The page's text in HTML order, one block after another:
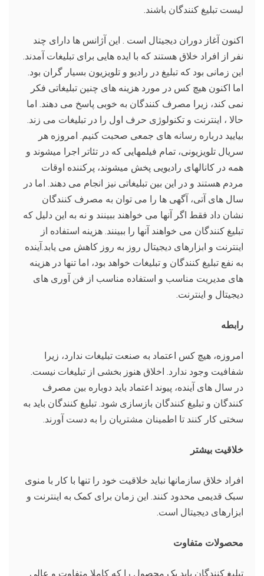
لیست تبلیغ کنندگان باشند.
اکنون آغاز دوران دیجیتال است . این آژانس ها دارای چند
نفر از افراد خلاق هستند که با ایده هایی برای تبلیغات آمدند.
این زمانی بود که تبلیغ در رادیو و تلویزیون بسیار گران بود.
اما اکنون هیچ کس در مورد هزینه های چنین تبلیغاتی فکر
نمی کند، زیرا مصرف کنندگان به خوبی پاسخ می دهند. اما
حالا ، اینترنت و تکنولوژی حرف اول را در تبلیغات می زند.
بیایید درباره رسانه های جمعی صحبت کنیم. امروزه هر
سریال تلویزیونی، تمام فیلمهایی که در تئاتر اجرا میشوند و
همه در کانالهای رادیویی پخش میشوند، پرکننده اوقات
مردم هستند و در این بین تبلیغاتی نیز انجام می دهند. اما در
سال های آتی، آگهی ها را می توان به مصرف کنندگان
نشان داد فقط اگر آنها می خواهند ببینند و نه به این دلیل که
تبلیغ کنندگان می خواهند آنها را ببینند. هزینه استفاده از
اینترنت و ابزارهای دیجیتال روز به روز کاهش می یابد.آینده
به نفع تبلیغ کنندگان و تبلیغات خواهد بود، اما تنها در هزینه
های مدیریت مناسب و استفاده مناسب از فن آوری های
دیجیتال و اینترنت.
رابطه
امروزه، هیچ کس اعتماد به صنعت تبلیغات ندارد، زیرا
شفافیت وجود ندارد. اخلاق هنوز بخشی از تبلیغات نیست.
در سال های آینده، پیوند اعتماد باید دوباره بین مصرف
کنندگان و تبلیغ کنندگان بازسازی شود. تبلیغ کنندگان باید به
سختی کار کنند تا اطمینان مشتریان را به دست آورند.
خلاقیت بیشتر
افراد خلاق سازمانها نباید خلاقیت خود را تنها با کار با منوی
سبک قدیمی محدود کنند. این زمان برای کمک به اینترنت و
ابزارهای دیجیتال است.
محصولات متفاوت
تبلیغ کنندگان باید یک محصول را که کاملا متفاوت و عالی